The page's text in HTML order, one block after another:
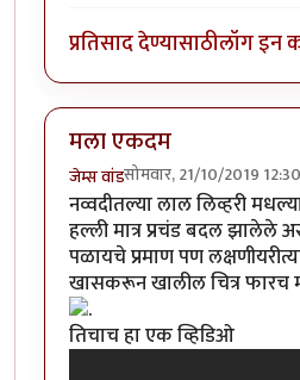
प्रतिसाद देण्यासाठीलॉग इन
मला एकदम
जेम्स वांडसोमवार, 21/10/2019 12:30
नव्वदीतल्या लाल लिव्हरी
हल्ली मात्र प्रचंड बदल झालेले
पळायचे प्रमाण पण
खासकरून खालील चित्र फारच
तिचाच हा एक व्हिडिओ